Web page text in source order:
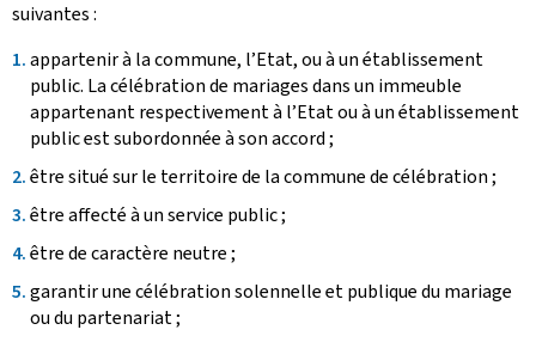
suivantes :
appartenir à la commune, l’Etat, ou à un établissement
public. La célébration de mariages dans un immeuble
appartenant respectivement à l’Etat ou à un établissement
public est subordonnée à son accord ;
être situé sur le territoire de la commune de célébration ;
être affecté à un service public ;
être de caractère neutre ;
garantir une célébration solennelle et publique du mariage
ou du partenariat ;